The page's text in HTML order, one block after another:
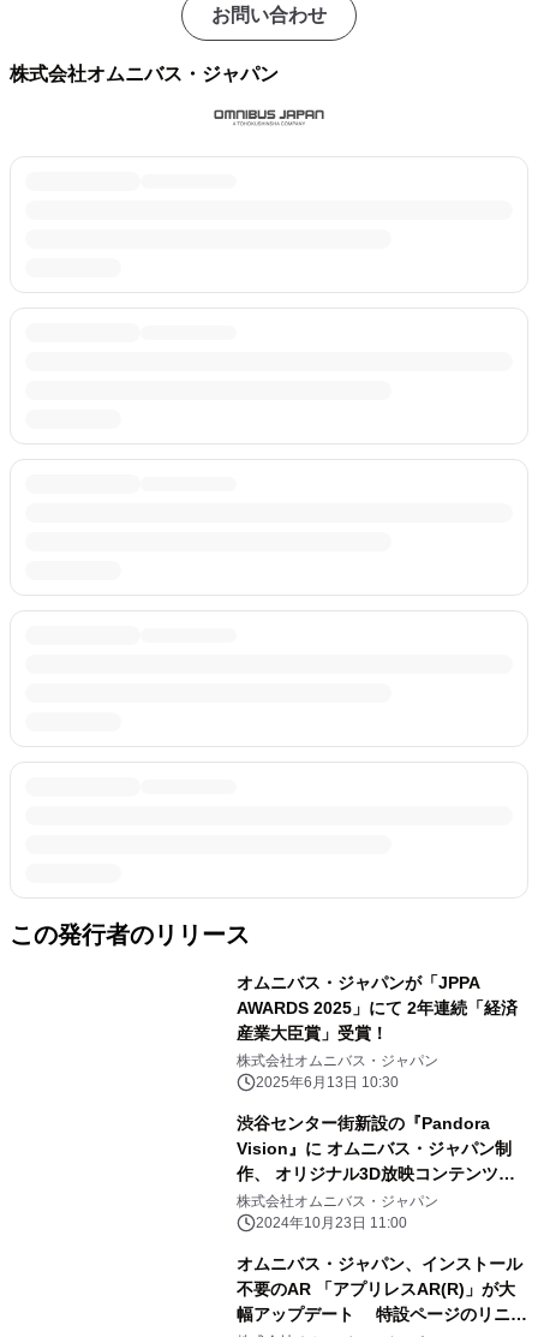
お問い合わせ
株式会社オムニバス・ジャパン
この発行者のリリース
オムニバス・ジャパンが「JPPA
AWARDS 2025」にて 2年連続「経済
産業大臣賞」受賞！
株式会社オムニバス・ジャパン
2025年6月13日 10:30
渋谷センター街新設の『Pandora
Vision』に オムニバス・ジャパン制
作、 オリジナル3D放映コンテンツ
「モンスターアイ」が新登場！
株式会社オムニバス・ジャパン
2024年10月23日 11:00
オムニバス・ジャパン、インストール
不要のAR 「アプリレスAR(R)」が大
幅アップデート 特設ページのリニュ